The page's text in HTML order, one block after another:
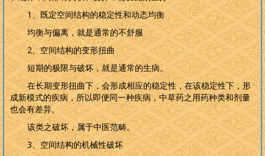
1、既定空间结构的稳定性和动态均衡
均衡与偏离，就是通常的不舒服
2、空间结构的变形扭曲
短期的极限与破坏，就是通常的生病。
在长期变形扭曲下，会形成相应的稳定性，在该稳定性下，形
成新模式的疾病，所以即便同一种疾病，中草药之用药种类和剂量
也会有差异。
该类之破坏，属于中医范畴。
3、空间结构的机械性破坏